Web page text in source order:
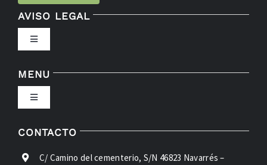
AVISO LEGAL
Toggle
POLÍTICA DE PRIVACIDAD
CONDICIONES DE USO
MENU
Toggle
INICIO
CONTACTO
C/ Camino del cementerio, S/N 46823 Navarrés –